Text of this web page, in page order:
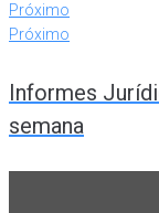
Próximo
Próximo
Informes
semana